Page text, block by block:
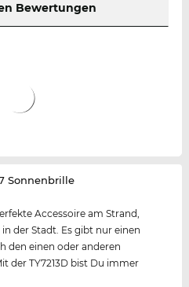
Bewertungen
Sonnenbrille
Accessoire am Strand,
der Stadt. Es gibt nur einen
den einen oder anderen
der TY7213D bist Du immer